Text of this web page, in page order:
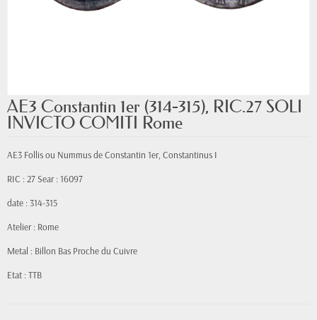
AE3 Constantin 1er (314-315), RIC.27 SOLI
INVICTO COMITI Rome
AE3 Follis ou Nummus de Constantin 1er, Constantinus I
RIC : 27 Sear : 16097
date : 314-315
Atelier : Rome
Metal : Billon Bas Proche du Cuivre
Etat : TTB